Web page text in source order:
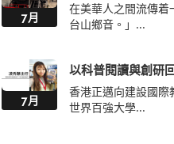
7月
在美華人之間流傳着
台山鄉音。」...
7月
以科普閱讀與創研
香港正邁向建設國際
世界百強大學...